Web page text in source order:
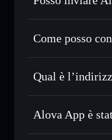
Usare il DCA—
Inviare in modo
privacy
esclusivo
Come posso
privacy
Qual è
Alova App è
Alova App